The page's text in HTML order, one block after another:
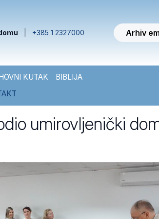
+385 1 2327000 Arhiv
KUTAK
BIBLIJA
umirovljenički